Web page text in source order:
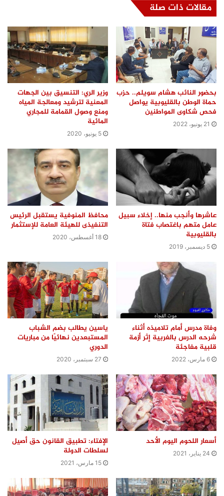
مقالات ذات صلة
بحضور النائب هشام سويلم.. حزب
حماة الوطن بالقليوبية يواصل
فحص شكاوى المواطنين
21 يونيو، 2022
وزير الري: التنسيق بين الجهات
المعنية لترشيد ومعالجة المياه
ومنع وصول القمامة للمجاري
المائية
5 يونيو، 2020
عاشرها وأنجب منها.. إخلاء سبيل
عامل متهم باغتصاب فتاة
بالقليوبية
5 ديسمبر، 2019
محافظ المنوفية يستقبل الرئيس
التنفيذى للهيئة العامة للإستثمار
18 أغسطس، 2020
وفاة مدرس أمام تلاميذه أثناء
شرحه الدرس بالغربية إثر أزمة
قلبية مفاجئة
6 مارس، 2022
ياسين يطالب بضم الشباب
المستبعدين نهائيًا من مباريات
الدوري
27 سبتمبر، 2020
أسعار اللحوم اليوم الأحد
24 يناير، 2021
الإفتاء: تطبيق القانون حق أصيل
لسلطات الدولة
15 مارس، 2021